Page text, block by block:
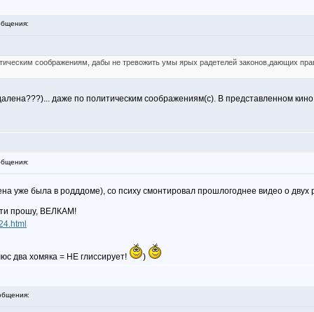
соображениям, дабы не тревожить умы ярых радетелей законов,дающих
даже по политическим соображениям(с). В представленном
уже была в родддоме), со психу смонтировал прошлогоднее видео о двух
прошу, ВЕЛКАМ!
два хомяка = НЕ глиссирует! )